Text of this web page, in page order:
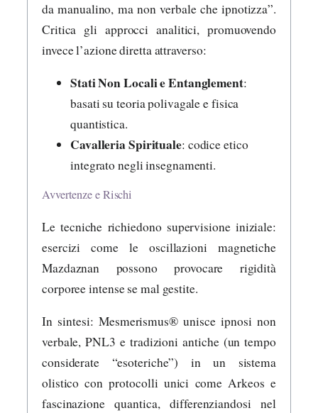
da manualino, ma non verbale che ipnotizza”.
Critica gli approcci analitici, promuovendo
invece l’azione diretta attraverso:
Stati Non Locali e Entanglement:
basati su teoria polivagale e fisica
quantistica.
Cavalleria Spirituale: codice etico
integrato negli insegnamenti.
Avvertenze e Rischi
Le tecniche richiedono supervisione iniziale:
esercizi come le oscillazioni magnetiche
Mazdaznan possono provocare rigidità
corporee intense se mal gestite.
In sintesi: Mesmerismus® unisce ipnosi non
verbale, PNL3 e tradizioni antiche (un tempo
considerate “esoteriche”) in un sistema
olistico con protocolli unici come Arkeos e
fascinazione quantica, differenziandosi nel